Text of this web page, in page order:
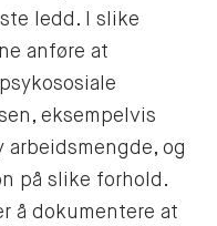
ledd. I slike
anføre at
eksempelvis
og
på slike forhold.
å dokumentere at